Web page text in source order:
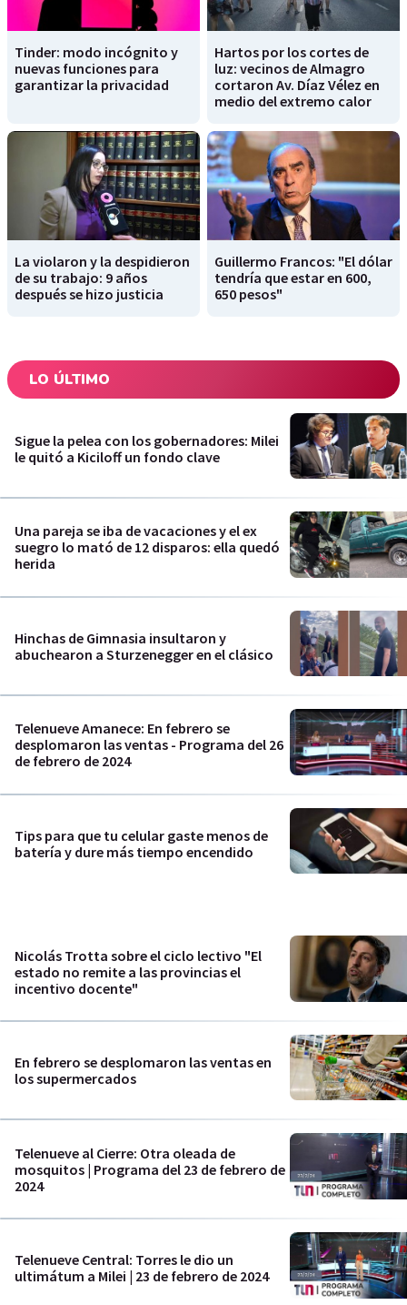
Tinder: modo incógnito y
nuevas funciones para
garantizar la privacidad
Hartos por los cortes de
luz: vecinos de Almagro
cortaron Av. Díaz Vélez en
medio del extremo calor
La violaron y la despidieron
de su trabajo: 9 años
después se hizo justicia
Guillermo Francos: "El dólar
tendría que estar en 600,
650 pesos"
LO ÚLTIMO
Sigue la pelea con los gobernadores: Milei
le quitó a Kiciloff un fondo clave
Una pareja se iba de vacaciones y el ex
suegro lo mató de 12 disparos: ella quedó
herida
Hinchas de Gimnasia insultaron y
abuchearon a Sturzenegger en el clásico
Telenueve Amanece: En febrero se
desplomaron las ventas - Programa del 26
de febrero de 2024
Tips para que tu celular gaste menos de
batería y dure más tiempo encendido
Nicolás Trotta sobre el ciclo lectivo "El
estado no remite a las provincias el
incentivo docente"
En febrero se desplomaron las ventas en
los supermercados
Telenueve al Cierre: Otra oleada de
mosquitos | Programa del 23 de febrero de
2024
Telenueve Central: Torres le dio un
ultimátum a Milei | 23 de febrero de 2024